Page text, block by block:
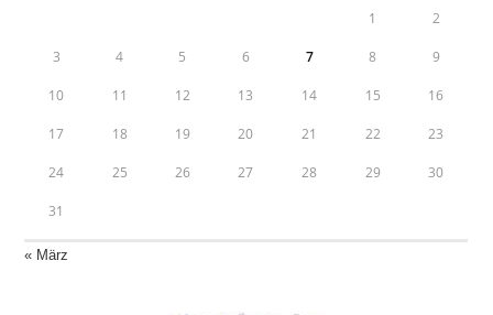
1 2
3 4 5 6 7 8 9
10 11 12 13 14 15 16
17 18 19 20 21 22 23
24 25 26 27 28 29 30
31
« März